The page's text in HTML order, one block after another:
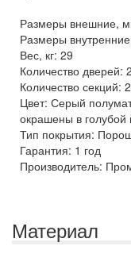
Размеры внешние,
Размеры
Вес, кг: 29
Количество дверей: 2
Количество секций: 2
Цвет: Серый
окрашены в голубой
Тип покрытия:
Гарантия: 1 год
Производитель:
Материал